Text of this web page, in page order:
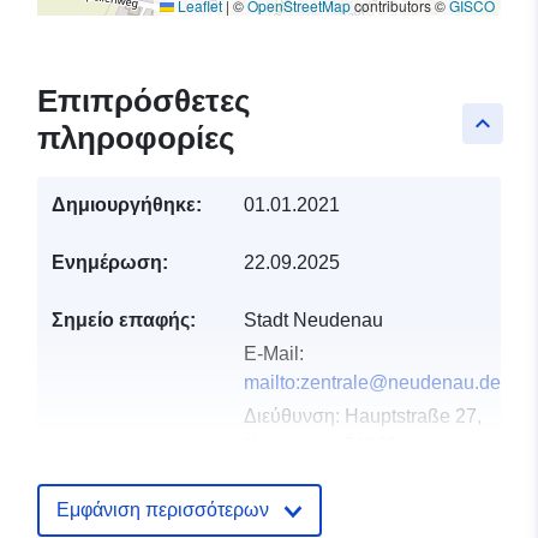
Leaflet | ©OpenStreetMapcontributors ©GISCO
keyboard_arrow_up
Επιπρόσθετες
πληροφορίες
Δημιουργήθηκε: 01.01.2021
Ενημέρωση: 22.09.2025
Σημείο επαφής:
Stadt Neudenau
E-Mail:
mailto:zentrale@neudenau.de
Διεύθυνση: Hauptstraße 27,
Διεύθυνση URL:
Εμφάνιση περισσότερων